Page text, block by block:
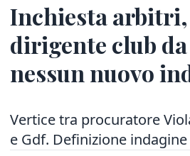
Inchiesta arbitri,
dirigente club
nessun nuovo
Vertice tra procuratore
e Gdf. Definizione